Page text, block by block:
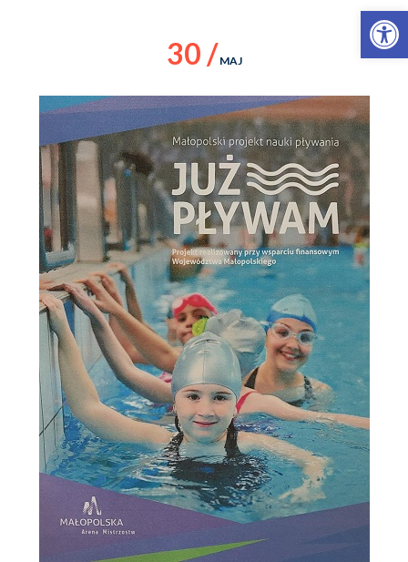
Otwórz pasek narzędzi
30 / MAJ